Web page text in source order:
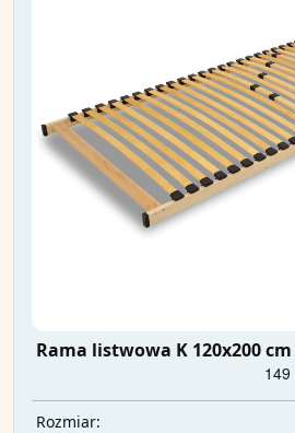
Rama listwowa K 120x200 cm
Rozmiar: